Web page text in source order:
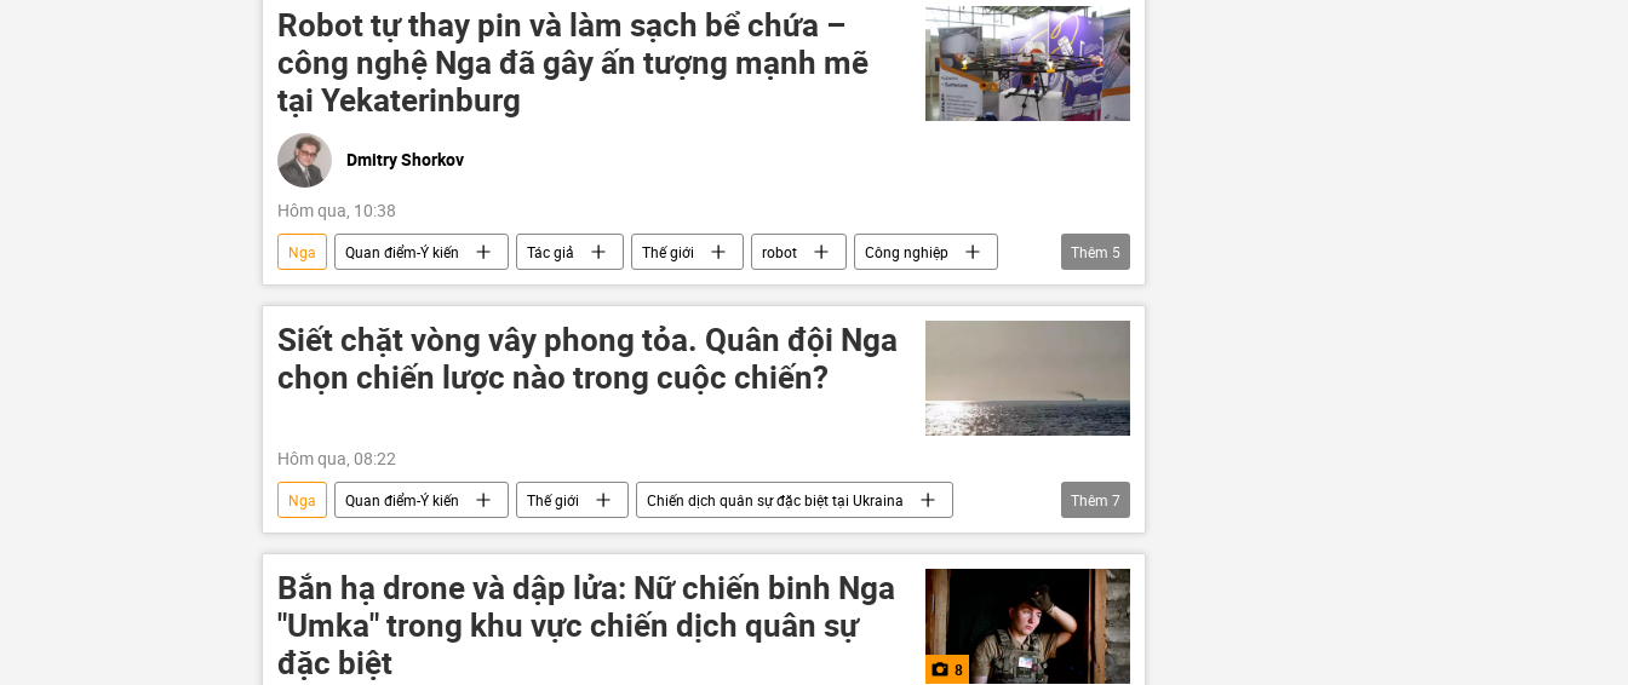
tên lửa
Robot tự thay pin và làm sạch bể chứa –
công nghệ Nga đã gây ấn tượng mạnh mẽ
tại Yekaterinburg
Dmitry Shorkov
Hôm qua, 10:38
Nga Quan điểm-Ý kiến Tác giả Thế giới robot
Công nghiệp
sản xuất
nhập khẩu cuộc triển lãm công nghệ Yekaterinburg
Thêm 5
Siết chặt vòng vây phong tỏa. Quân đội Nga
chọn chiến lược nào trong cuộc chiến?
Hôm qua, 08:22
Nga Quan điểm-Ý kiến Thế giới
Chiến dịch quân sự đặc biệt tại Ukraina
Ukraina
Cuộc khủng hoảng ở Ukraina lực lượng vũ trang
Quân đội Ukraina
Odessa
Biển Đen
Thêm 7
Bắn hạ drone và dập lửa: Nữ chiến binh Nga
"Umka" trong khu vực chiến dịch quân sự
đặc biệt
8